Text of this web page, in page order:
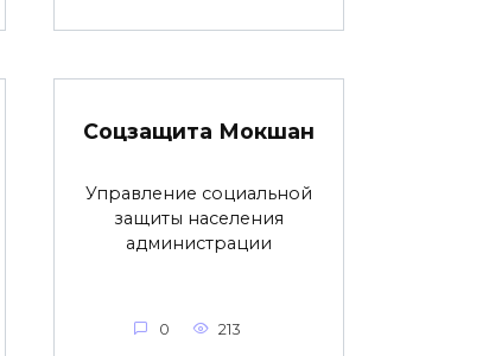
Соцзащита Мокшан
Управление социальной
защиты населения
администрации
0 213